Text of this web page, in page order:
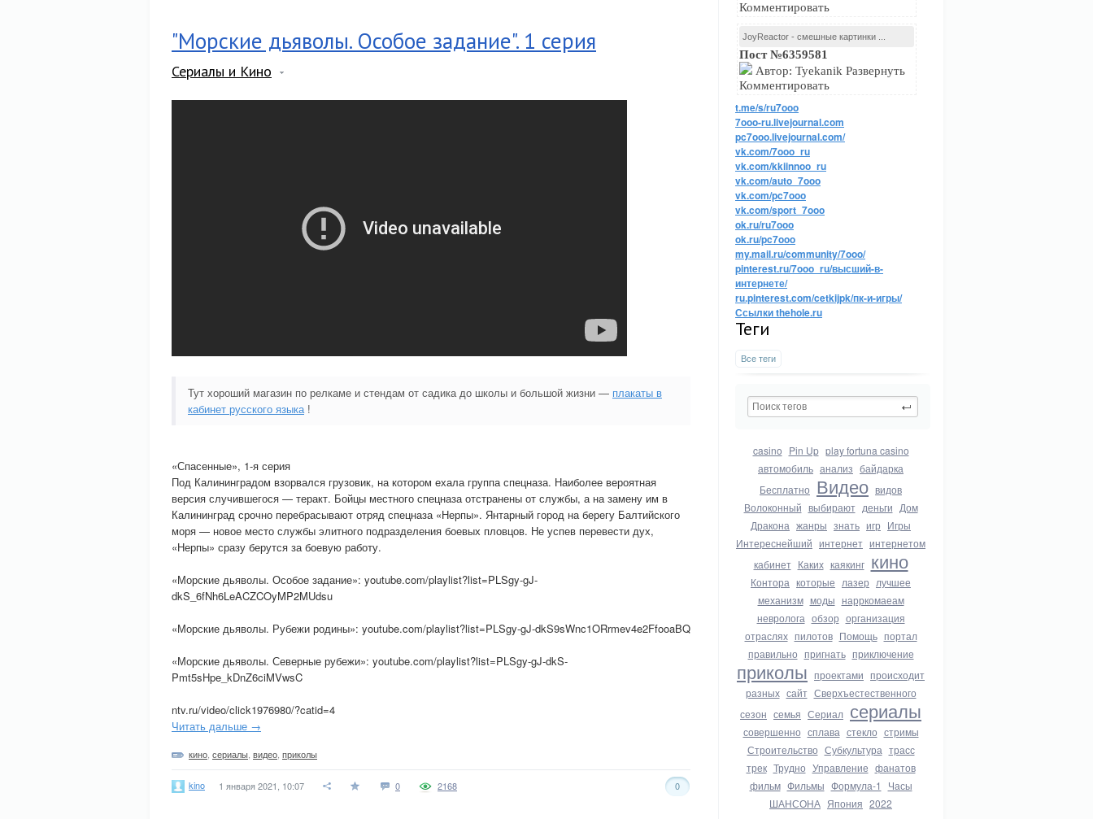
Комментировать
JoyReactor - смешные картинки ...
Пост №6359581
Автор: Tyekanik Развернуть
Комментировать
t.me/s/ru7ooo
7ooo-ru.livejournal.com
pc7ooo.livejournal.com/
vk.com/7ooo_ru
vk.com/kkiinnoo_ru
vk.com/auto_7ooo
vk.com/pc7ooo
vk.com/sport_7ooo
ok.ru/ru7ooo
ok.ru/pc7ooo
my.mail.ru/community/7ooo/
pinterest.ru/7ooo_ru/высший-в-
интернете/
ru.pinterest.com/cetkijpk/пк-и-игры/
Ссылки thehole.ru
Теги
Все теги
casino Pin Up play fortuna casino
автомобиль анализ байдарка
Бесплатно Видео видов
Волоконный выбирают деньги Дом
Дракона жанры знать игр Игры
Интереснейший интернет интернетом
кабинет Каких каякинг кино
Контора которые лазер лучшее
механизм моды нарркомаеам
невролога обзор организация
отраслях пилотов Помощь портал
правильно пригнать приключение
приколы проектами происходит
разных сайт Сверхъестественного
сезон семья Сериал сериалы
совершенно сплава стекло стримы
Строительство Субкультура трасс
трек Трудно Управление фанатов
фильм Фильмы Формула-1
Часы
ШАНСОНА Япония 2022
"Морские дьяволы. Особое задание". 1 серия
Сериалы и Кино
Тут хороший магазин по релкаме и стендам от садика до школы и большой жизни — плакаты в
кабинет русского языка!
«Спасенные», 1-я серия
Под Калининградом взорвался грузовик, на котором ехала группа спецназа. Наиболее вероятная
версия случившегося — теракт. Бойцы местного спецназа отстранены от службы, а на замену им в
Калининград срочно перебрасывают отряд спецназа «Нерпы». Янтарный город на берегу Балтийского
моря — новое место службы элитного подразделения боевых пловцов. Не успев перевести дух,
«Нерпы» сразу берутся за боевую работу.
«Морские дьяволы. Особое задание»: youtube.com/playlist?list=PLSgy-gJ-
dkS_6fNh6LeACZCOyMP2MUdsu
«Морские дьяволы. Рубежи родины»: youtube.com/playlist?list=PLSgy-gJ-dkS9sWnc1ORrmev4e2FfooaBQ
«Морские дьяволы. Северные рубежи»: youtube.com/playlist?list=PLSgy-gJ-dkS-
Pmt5sHpe_kDnZ6ciMVwsC
ntv.ru/video/click1976980/?catid=4
Читать дальше →
кино сериалы видео приколы
kino 1 января 2021, 10:07 0 0
2168